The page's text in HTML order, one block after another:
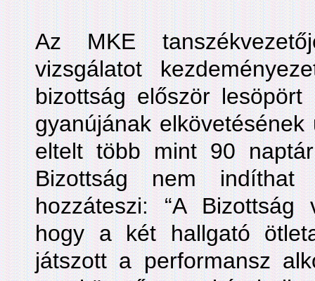
Az MKE
vizsgálatot
bizottság először
gyanújának
eltelt több mint 90
Bizottság nem indíthat
hozzáteszi: “A Bizottság
hogy a két hallgató
játszott a performansz